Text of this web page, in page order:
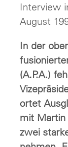
Interview
August
In der
(A.P.A.)
ortet
mit Martin
zwei